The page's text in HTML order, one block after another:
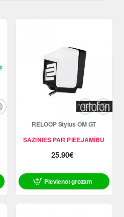
SAZINIES PAR PIEEJAMĪBU
RELOOP Stylus OM GT
25.90€
Pievienot grozam